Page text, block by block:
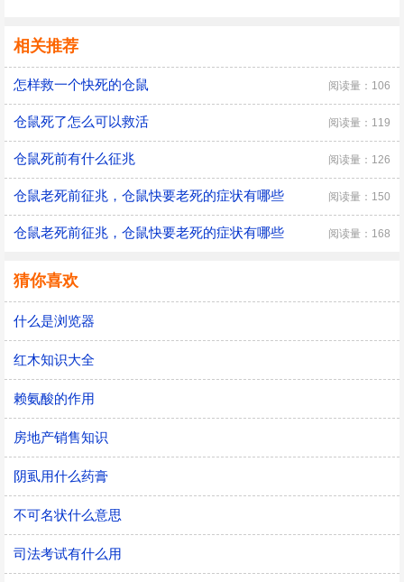
相关推荐
怎样救一个快死的仓鼠 阅读量：106
仓鼠死了怎么可以救活 阅读量：119
仓鼠死前有什么征兆 阅读量：126
仓鼠老死前征兆，仓鼠快要老死的症状有哪些 阅读量：150
仓鼠老死前征兆，仓鼠快要老死的症状有哪些 阅读量：168
猜你喜欢
什么是浏览器
红木知识大全
赖氨酸的作用
房地产销售知识
阴虱用什么药膏
不可名状什么意思
司法考试有什么用